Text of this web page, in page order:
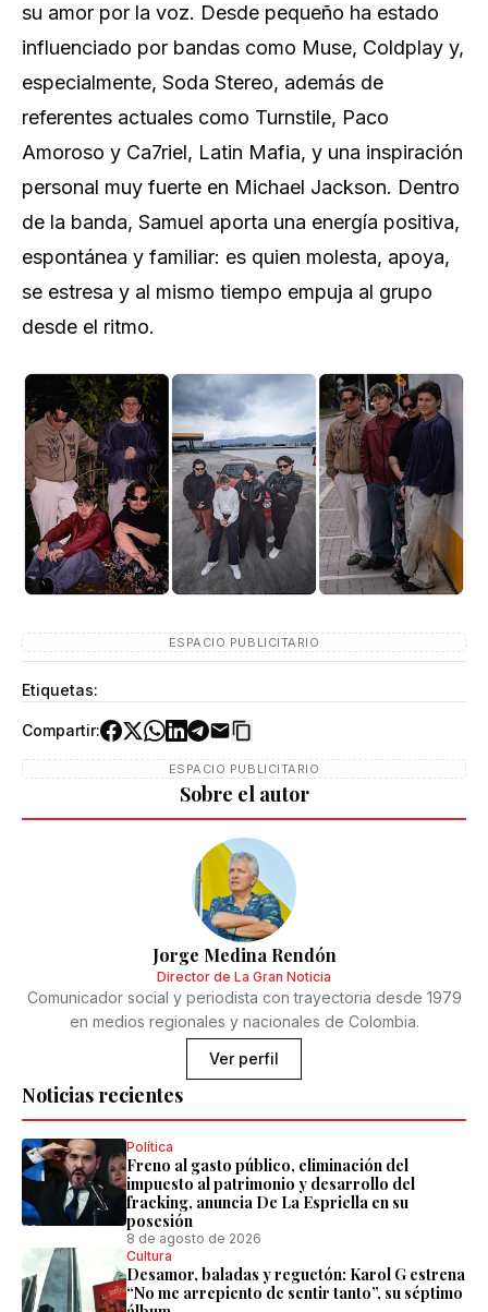
su amor por la voz. Desde pequeño ha estado
influenciado por bandas como Muse, Coldplay y,
especialmente, Soda Stereo, además de
referentes actuales como Turnstile, Paco
Amoroso y Ca7riel, Latin Mafia, y una inspiración
personal muy fuerte en Michael Jackson. Dentro
de la banda, Samuel aporta una energía positiva,
espontánea y familiar: es quien molesta, apoya,
se estresa y al mismo tiempo empuja al grupo
desde el ritmo.
ESPACIO PUBLICITARIO
Etiquetas:
Compartir:
ESPACIO PUBLICITARIO
Noticias recientes
Política
Freno al gasto público, eliminación del
impuesto al patrimonio y desarrollo del
fracking, anuncia De La Espriella en su
posesión
8 de agosto de 2026
Cultura
Desamor, baladas y reguetón: Karol G estrena
“No me arrepiento de sentir tanto”, su séptimo
Sobre el autor
Jorge Medina Rendón
Director de La Gran Noticia
Comunicador social y periodista con trayectoria desde 1979
en medios regionales y nacionales de Colombia.
Ver perfil